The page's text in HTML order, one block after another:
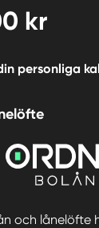
kr
personliga
och lånelöfte